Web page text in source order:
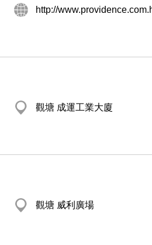
http://
觀塘 成運工業大廈
觀塘 威利廣場